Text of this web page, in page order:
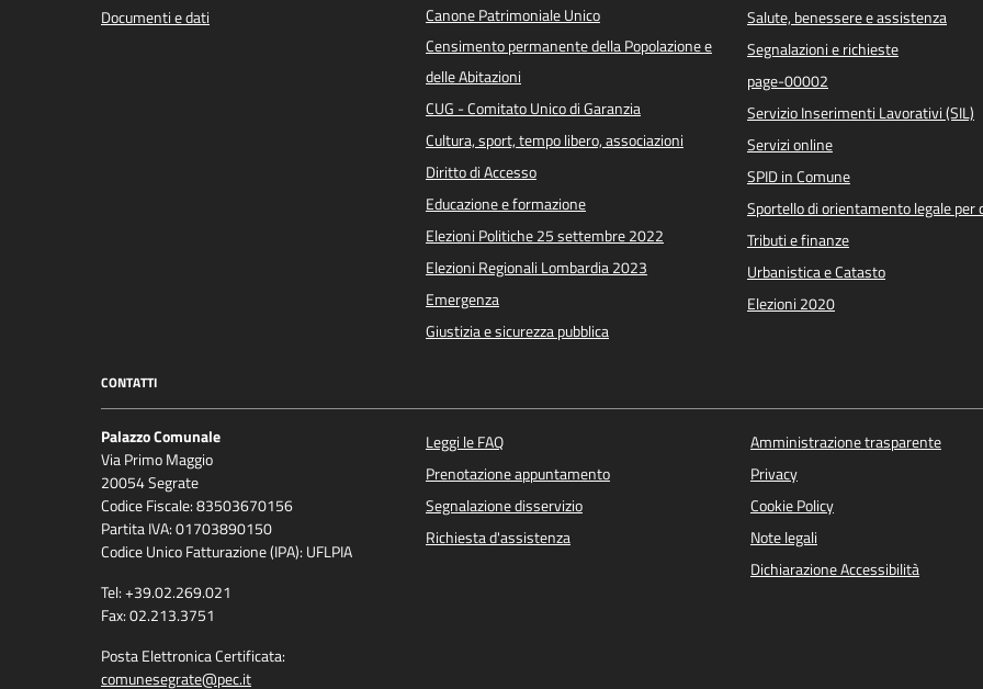
Documenti e dati
Canone Patrimoniale Unico
Censimento permanente della Popolazione e
delle Abitazioni
CUG - Comitato Unico di Garanzia
Cultura, sport, tempo libero, associazioni
Diritto di Accesso
Educazione e formazione
Elezioni Politiche 25 settembre 2022
Elezioni Regionali Lombardia 2023
Emergenza
Giustizia e sicurezza pubblica
Salute, benessere e assistenza
Segnalazioni e richieste
page-00002
Servizio Inserimenti Lavorativi (SIL)
Servizi online
SPID in Comune
Sportello di orientamento legale per
Tributi e finanze
Urbanistica e Catasto
Elezioni 2020
CONTATTI
Palazzo Comunale
Via Primo Maggio
20054 Segrate
Codice Fiscale: 83503670156
Partita IVA: 01703890150
Codice Unico Fatturazione (IPA): UFLPIA
Tel: +39.02.269.021
Fax: 02.213.3751
Posta Elettronica Certificata:
comunesegrate@pec.it
Leggi le FAQ
Prenotazione appuntamento
Segnalazione disservizio
Richiesta d'assistenza
Amministrazione trasparente
Privacy
Cookie Policy
Note legali
Dichiarazione Accessibilità